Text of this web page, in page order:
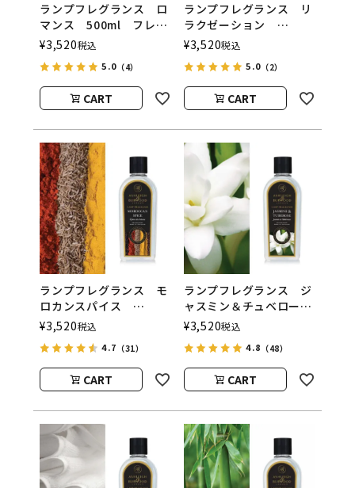
ランプフレグランス ロ
マンス 500ml フレグ
ランスランプ用オイル
ASHLEIGH&BURWOOD
（アシュレイアンドバー
ウッド）
¥3,520税込
5.0 （4）
CART
ランプフレグランス リ
ラクゼーション
500ml フレグランスラ
ンプ用オイル
ASHLEIGH&BURWOOD
（アシュレイアンドバー
ウッド）
¥3,520税込
5.0（2）
CART
ランプフレグランス モ
ロカンスパイス
500ml フレグランスラ
ンプ用オイル
ASHLEIGH&BURWOOD
（アシュレイアンドバー
ウッド）
¥3,520税込
4.7 （31）
CART
ランプフレグランス ジ
ャスミン＆チュベロー
ズ 500ml フレグラン
スランプ用オイル
ASHLEIGH&BURWOOD
（アシュレイアンドバー
ウッド）
¥3,520税込
4.8 （48）
CART